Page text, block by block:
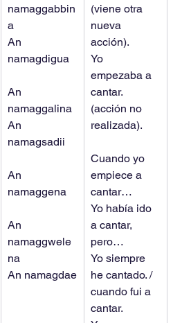
namaggabbin
a
An
namagdigua
An
namaggalina
An
namagsadii
An
namaggena
An
namaggwele
na
An namagdae
(viene otra
nueva
acción).
Yo
empezaba a
cantar.
(acción no
realizada).
Cuando yo
empiece a
cantar…
Yo había ido
a cantar,
pero…
Yo siempre
he cantado. /
cuando fui a
cantar.